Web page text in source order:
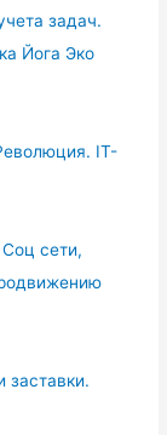
задач.
Йога Эко
IT-
сети,
заставки.